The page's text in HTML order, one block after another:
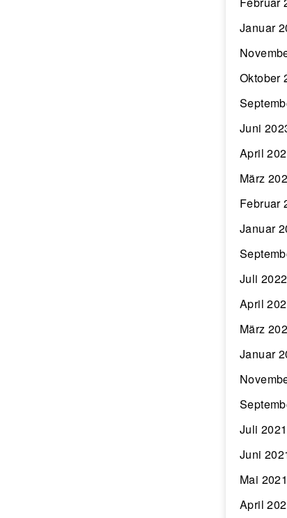
Januar
Oktober
Juni
April
März
Februar
Januar
Juli 2022
April
März
Januar
Juli 2021
Juni
Mai 2021
April